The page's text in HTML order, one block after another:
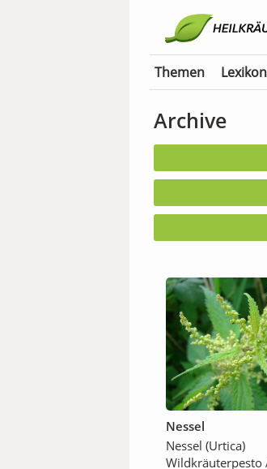
Themen Lexikon
Archive
Nessel
Nessel (Urtica)
Wildkräuterpesto